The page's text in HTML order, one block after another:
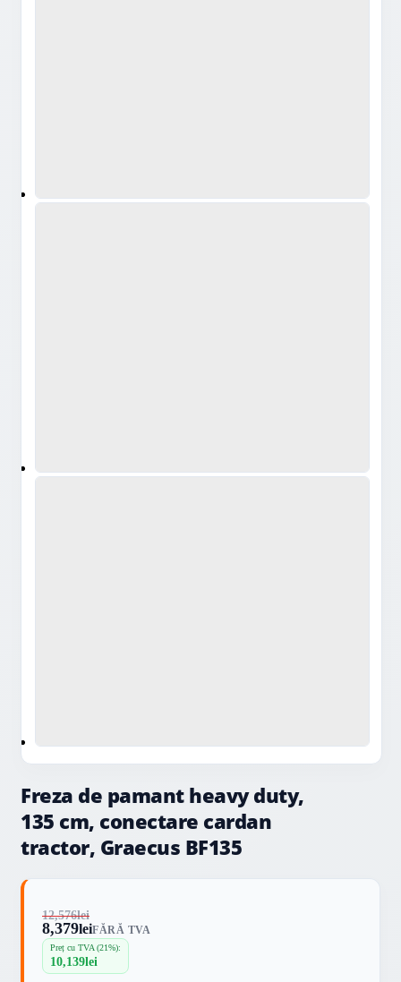
Freza de pamant heavy duty,
135 cm, conectare cardan
tractor, Graecus BF135
12,576lei
8,379leiFĂRĂ TVA
Preț cu TVA (21%):
10,139lei